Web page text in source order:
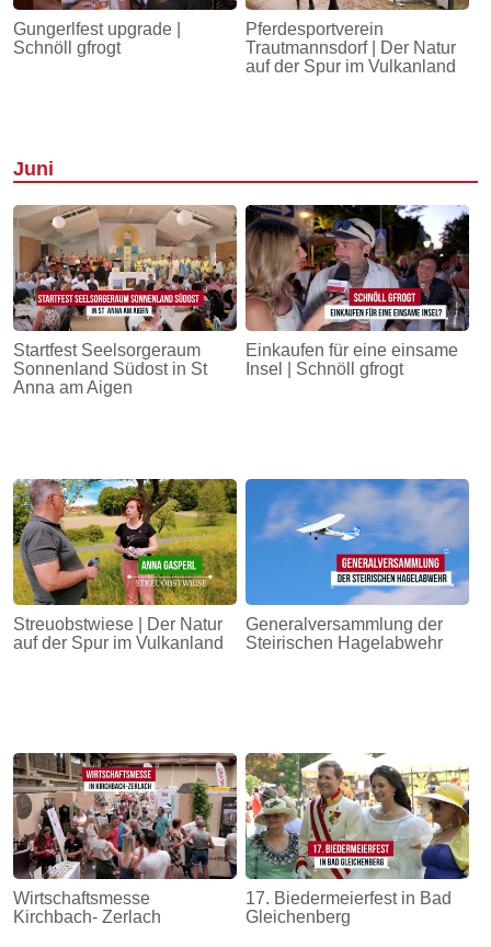
Gungerlfest upgrade |
Schnöll gfrogt
Pferdesportverein
Trautmannsdorf | Der Natur
auf der Spur im Vulkanland
Juni
Startfest Seelsorgeraum
Sonnenland Südost in St
Anna am Aigen
Einkaufen für eine einsame
Insel | Schnöll gfrogt
Streuobstwiese | Der Natur
auf der Spur im Vulkanland
Generalversammlung der
Steirischen Hagelabwehr
Wirtschaftsmesse
Kirchbach- Zerlach
17. Biedermeierfest in Bad
Gleichenberg